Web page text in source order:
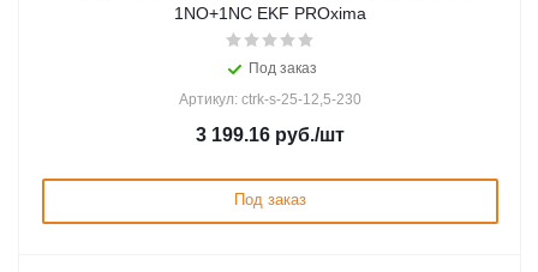
1NО+1NC EKF PROxima
Под заказ
Артикул: ctrk-s-25-12,5-230
3 199.16 руб./шт
Под заказ